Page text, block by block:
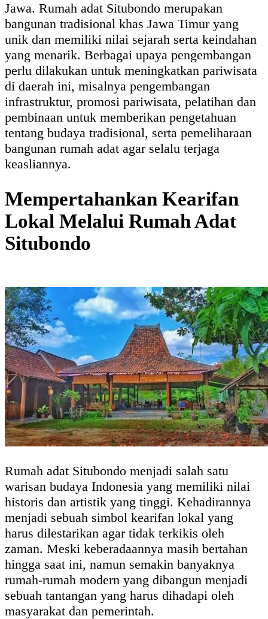
Jawa. Rumah adat Situbondo merupakan
bangunan tradisional khas Jawa Timur yang
unik dan memiliki nilai sejarah serta keindahan
yang menarik. Berbagai upaya pengembangan
perlu dilakukan untuk meningkatkan pariwisata
di daerah ini, misalnya pengembangan
infrastruktur, promosi pariwisata, pelatihan dan
pembinaan untuk memberikan pengetahuan
tentang budaya tradisional, serta pemeliharaan
bangunan rumah adat agar selalu terjaga
keasliannya.
Mempertahankan Kearifan
Lokal Melalui Rumah Adat
Situbondo
Rumah adat Situbondo menjadi salah satu
warisan budaya Indonesia yang memiliki nilai
historis dan artistik yang tinggi. Kehadirannya
menjadi sebuah simbol kearifan lokal yang
harus dilestarikan agar tidak terkikis oleh
zaman. Meski keberadaannya masih bertahan
hingga saat ini, namun semakin banyaknya
rumah-rumah modern yang dibangun menjadi
sebuah tantangan yang harus dihadapi oleh
masyarakat dan pemerintah.